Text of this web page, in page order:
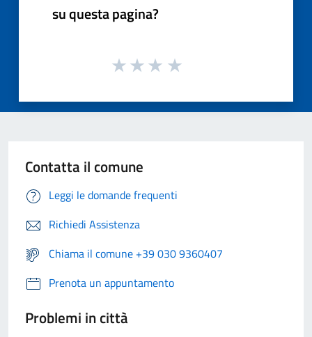
su questa pagina?
Contatta il comune
Leggi le domande frequenti
Richiedi Assistenza
Chiama il comune +39 030 9360407
Prenota un appuntamento
Problemi in città